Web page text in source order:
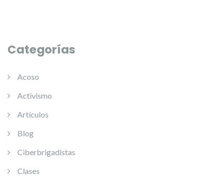
Categorías
Acoso
Activismo
Artículos
Blog
Ciberbrigadistas
Clases